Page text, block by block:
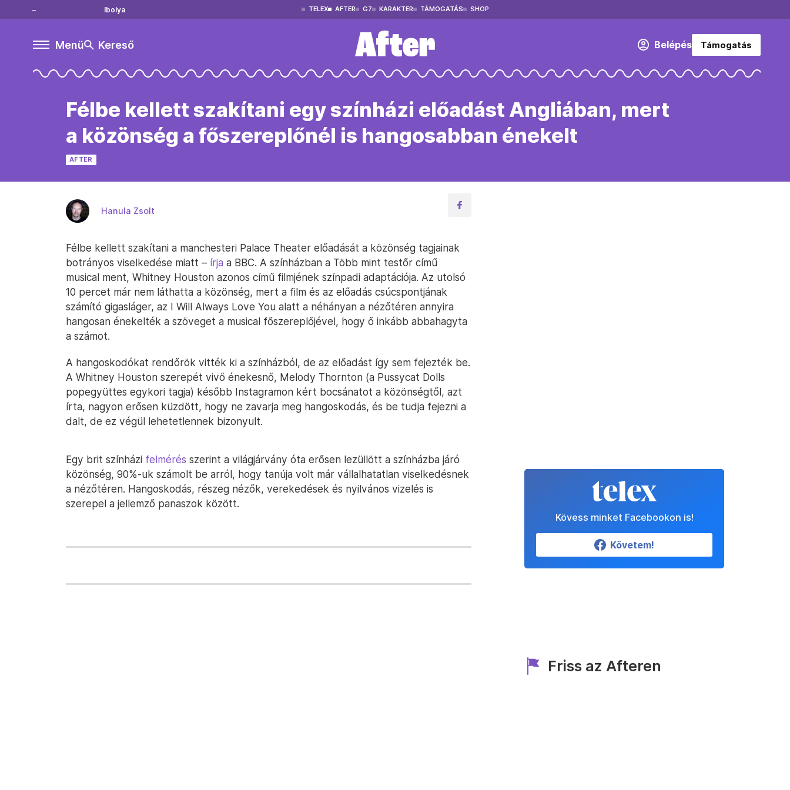
Ibolya TELEX AFTER G7 KARAKTER TÁMOGATÁS SHOP
Menü Kereső Belépés Támogatás
Félbe kellett szakítani egy színházi előadást Angliában, mert
a közönség a főszereplőnél is hangosabban énekelt
AFTER
Hanula Zsolt
Félbe kellett szakítani a manchesteri Palace Theater előadását a közönség tagjainak
botrányos viselkedése miatt – írja a BBC. A színházban a Több mint testőr című
musical ment, Whitney Houston azonos című filmjének színpadi adaptációja. Az utolsó
10 percet már nem láthatta a közönség, mert a film és az előadás csúcspontjának
számító gigasláger, az I Will Always Love You alatt a néhányan a nézőtéren annyira
hangosan énekelték a szöveget a musical főszereplőjével, hogy ő inkább abbahagyta
a számot.
A hangoskodókat rendőrök vitték ki a színházból, de az előadást így sem fejezték be.
A Whitney Houston szerepét vivő énekesnő, Melody Thornton (a Pussycat Dolls
popegyüttes egykori tagja) később Instagramon kért bocsánatot a közönségtől, azt
írta, nagyon erősen küzdött, hogy ne zavarja meg hangoskodás, és be tudja fejezni a
dalt, de ez végül lehetetlennek bizonyult.
Egy brit színházi felmérés szerint a világjárvány óta erősen lezüllött a színházba járó
közönség, 90%-uk számolt be arról, hogy tanúja volt már vállalhatatlan viselkedésnek
a nézőtéren. Hangoskodás, részeg nézők, verekedések és nyilvános vizelés is
szerepel a jellemző panaszok között.
Kövess minket Facebookon is!
Követem!
Friss az Afteren